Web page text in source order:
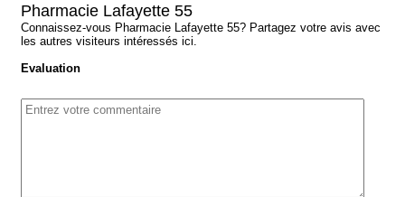
Pharmacie Lafayette 55
Connaissez-vous Pharmacie Lafayette 55? Partagez votre avis avec
les autres visiteurs intéressés ici.
Evaluation